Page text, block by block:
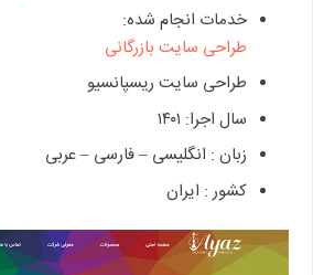
خدمات انجام شده:
طراحی سایت بازرگانی
طراحی سایت ریسپانسیو
سال اجرا: ۱۴۰۱
زبان : انگلیسی – فارسی – عربی
کشور : ایران